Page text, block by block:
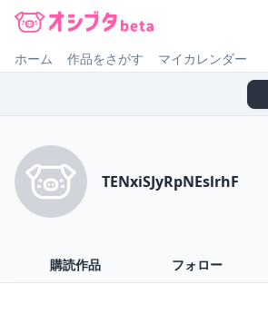
ホーム 作品をさがす マイカレンダー
TENxiSJyRpNEslrhF
購読作品 フォロー